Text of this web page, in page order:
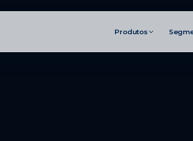
Produtos